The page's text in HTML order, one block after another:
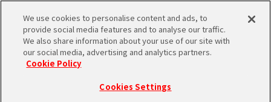
MEN
VIDEOS
We use cookies to personalise content and ads, to
provide social media features and to analyse our traffic.
We also share information about your use of our site with
our social media, advertising and analytics partners.
Cookie Policy
Cookies Settings